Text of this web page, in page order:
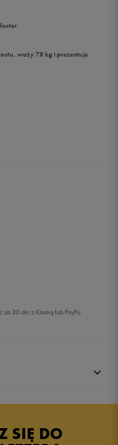
waży 78 kg i prezentuje
za 30 dni z Klarną lub PayPo
przez
SIĘ DO